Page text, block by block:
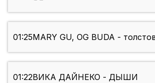
01:25MARY GU, OG BUDA -
01:22ВИКА ДАЙНЕКО - ДЫШИ